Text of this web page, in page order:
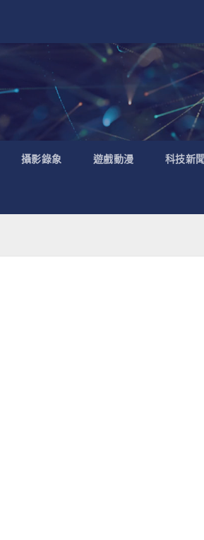
攝影錄象 遊戲動漫 科技新聞